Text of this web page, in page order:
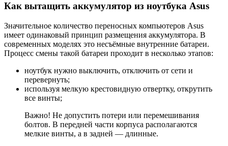
Как вытащить аккумулятор из ноутбука Asus
Значительное количество переносных компьютеров Asus
имеет одинаковый принцип размещения аккумулятора. В
современных моделях это несъёмные внутренние батареи.
Процесс смены такой батареи проходит в несколько этапов:
ноутбук нужно выключить, отключить от сети и
перевернуть;
используя мелкую крестовидную отвертку, открутить
все винты;
Важно! Не допустить потери или перемешивания
болтов. В передней части корпуса располагаются
мелкие винты, а в задней — длинные.